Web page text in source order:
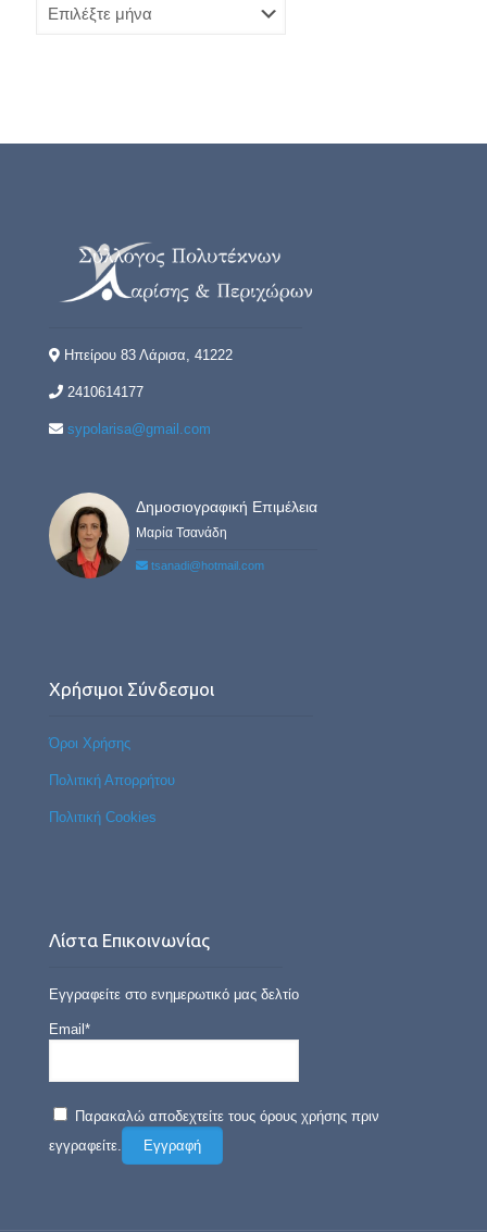
Ηπείρου 83 Λάρισα, 41222
2410614177
sypolarisa@gmail.com
Δημοσιογραφική Επιμέλεια
Μαρία Τσανάδη
tsanadi@hotmail.com
Χρήσιμοι Σύνδεσμοι
Όροι Χρήσης
Πολιτική Απορρήτου
Πολιτική Cookies
Λίστα Επικοινωνίας
Εγγραφείτε στο ενημερωτικό μας δελτίο
Email*
Παρακαλώ αποδεχτείτε τους όρους χρήσης πριν
εγγραφείτε.